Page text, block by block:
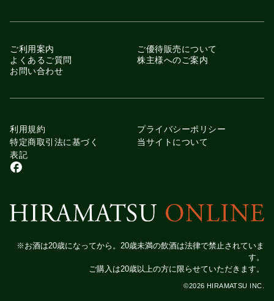
ご利用案内
よくあるご質問
お問い合わせ
ご優待販売について
株主様へのご案内
利用規約
プライバシーポリシー
特定商取引法に基づく
表記
当サイトについて
※お酒は20歳になってから。20歳未満の飲酒は法律で禁止されていま
す。
ご購入は20歳以上の方に限らせていただきます。
©2026 HIRAMATSU INC.